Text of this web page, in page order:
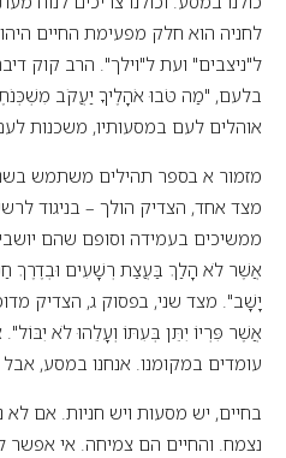
לחניה הוא חלק מפעימת החיים
ל"ניצבים" ועת ל"וילך". הרב קוק
בלעם, "מַה טֹּבוּ אֹהָלֶיךָ יַעֲקֹב
אוהלים לעם במסעותיו, משכנות
מזמור א בספר תהילים משתמש
מצד אחד, הצדיק הולך – בניגוד
ממשיכים בעמידה וסופם שהם
אֲשֶׁר לֹא הָלַךְ בַּעֲצַת רְשָׁעִים וּבְדֶרֶךְ
יָשָׁב". מצד שני, בפסוק ג, הצדיק
אֲשֶׁר פִּרְיוֹ יִתֵּן בְּעִתּוֹ וְעָלֵהוּ לֹא יִבּוֹל".
עומדים במקומנו. אנחנו במסע,
בחיים, יש מסעות ויש חניות. אם
נצמח. והחיים הם צמיחה. אי אפשר